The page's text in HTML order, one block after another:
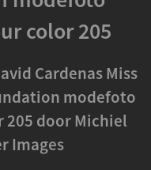
color 205
Cardenas Miss
modefoto
door Michiel
Images